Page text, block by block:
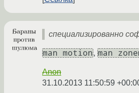
специализированно
man motion, man
Anon
31.10.2013 11:50:59